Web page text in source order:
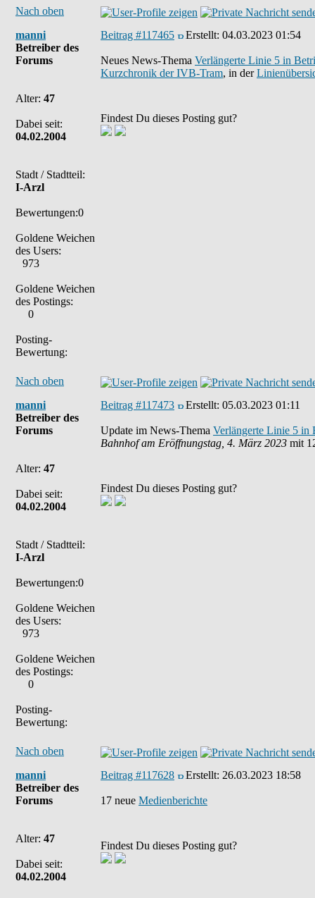
Nach oben
manni
Betreiber des
Forums
Alter: 47
Dabei seit:
04.02.2004
Stadt / Stadtteil:
I-Arzl
Bewertungen:0
Goldene Weichen
des Users:
973
Goldene Weichen
des Postings:
0
Posting-
Bewertung:
Beitrag #117465 Erstellt: 04.03.2023 01:54
Neues News-Thema Verlängerte Linie 5 in
Kurzchronik der IVB-Tram, in der
Findest Du dieses Posting gut?
Nach oben
manni
Betreiber des
Forums
Alter: 47
Dabei seit:
04.02.2004
Stadt / Stadtteil:
I-Arzl
Bewertungen:0
Goldene Weichen
des Users:
973
Goldene Weichen
des Postings:
0
Posting-
Bewertung:
Beitrag #117473 Erstellt: 05.03.2023 01:11
Update im News-Thema Verlängerte Linie 5 in
Bahnhof am Eröffnungstag, 4. März 2023 mit
Findest Du dieses Posting gut?
Nach oben
manni
Betreiber des
Forums
Alter: 47
Dabei seit:
04.02.2004
Beitrag #117628 Erstellt: 26.03.2023 18:58
17 neue Medienberichte
Findest Du dieses Posting gut?